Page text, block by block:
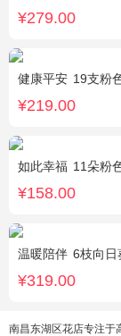
¥279.00
健康平安 19支粉色康乃馨，1支香水百
¥219.00
如此幸福 11朵粉色康乃馨，
¥158.00
温暖陪伴 6枝向日葵，绿桔
¥319.00
南昌东湖区花店专注于